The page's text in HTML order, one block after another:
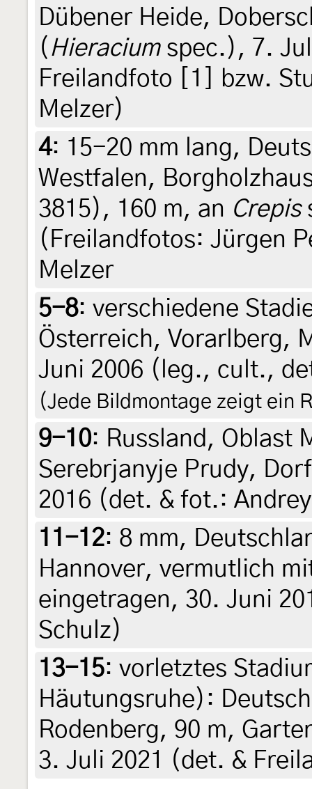
Dübener Heide,
( Hieraciumspec.), 7.
Freilandfoto [1] bzw.
Melzer)
4: 15-20 mm lang,
Westfalen,
3815), 160 m, an Crepis
(Freilandfotos: Jürgen
Melzer
5-8: verschiedene
Österreich, Vorarlberg,
Juni 2006 (leg., cult.,
(Jede Bildmontage zeigt ein
9-10: Russland, Oblast
Serebrjanyje Prudy,
2016 (det. & fot.:
11-12: 8 mm,
Hannover, vermutlich
eingetragen, 30. Juni
Schulz)
13-15: vorletztes
Häutungsruhe):
Rodenberg, 90 m,
3. Juli 2021 (det. &